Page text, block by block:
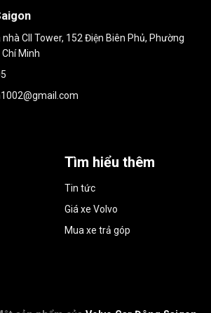
CII Tower, 152 Điện Biên Phủ, Phường
Minh
Tìm hiểu thêm
Tin tức
Giá xe Volvo
Mua xe trả góp